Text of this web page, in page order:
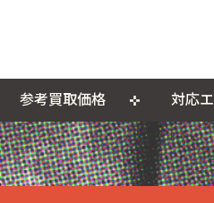
おもちゃ
カセットテープ
参考買取価格 対応
出張買取について
おしらせ